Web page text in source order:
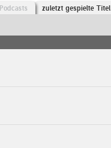
Podcasts zuletzt gespielte Titel